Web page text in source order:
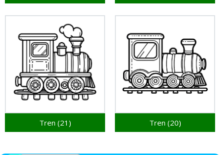
Tren (21) Tren (20)